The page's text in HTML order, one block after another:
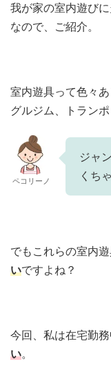
我が家の室内遊び
なので、ご紹介。
室内遊具って色々
グルジム、トラン
ペコリーノ
ジャ
くち
でもこれらの室内遊
いですよね？
今回、私は在宅勤務
い。